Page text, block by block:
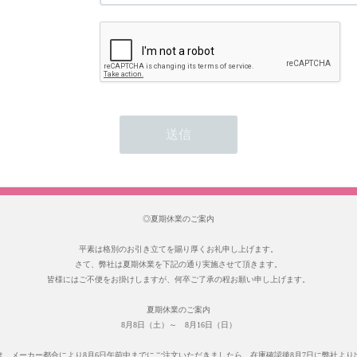
◎夏期休業のご案内
平素は格別のお引き立てを賜り厚くお礼申し上げます。
さて、弊社は夏期休業を下記の通り実施させて頂きます。
皆様にはご不便をお掛けしますが、何卒ご了承の程お願い申し上げます。
夏期休業のご案内
8月8日（土）～ 8月16日（日）
メーカー都合により8月6日午前中までにご注文いただきましたら、在庫確認後8月7日に弊社より